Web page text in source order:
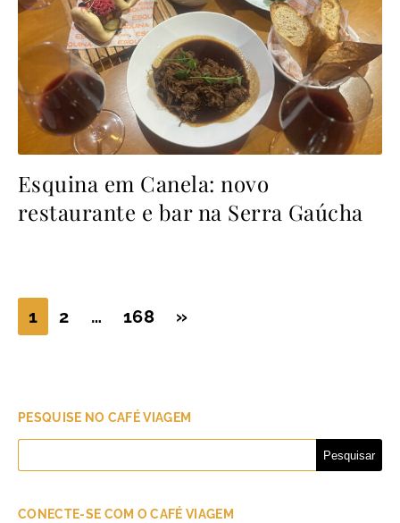
Esquina em Canela: novo
restaurante e bar na Serra Gaúcha
1 2 … 168 »
PESQUISE NO CAFÉ VIAGEM
Pesquisar
CONECTE-SE COM O CAFÉ VIAGEM